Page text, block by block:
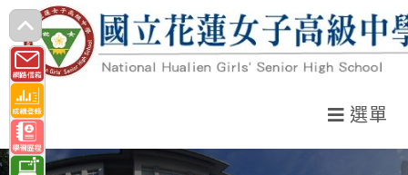
跳
轉
至
主
要
內
選單